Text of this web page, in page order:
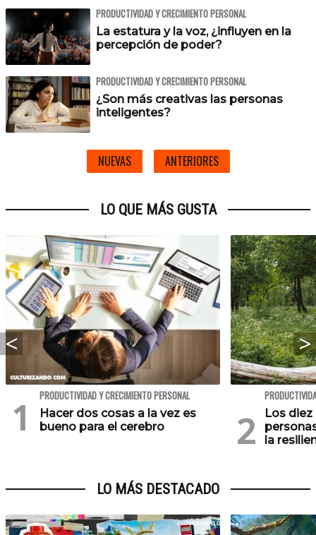
PRODUCTIVIDAD Y CRECIMIENTO PERSONAL
La estatura y la voz, ¿influyen en la
percepción de poder?
PRODUCTIVIDAD Y CRECIMIENTO PERSONAL
¿Son más creativas las personas
inteligentes?
NUEVAS ANTERIORES
LO QUE MÁS GUSTA
PRODUCTIVIDAD Y CRECIMIENTO PERSONAL
Hacer dos cosas a la vez es
bueno para el cerebro
Los
la
LO MÁS DESTACADO